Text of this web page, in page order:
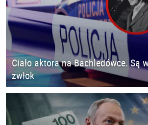
Ciało aktora na Bachledówce. Są
zwłok